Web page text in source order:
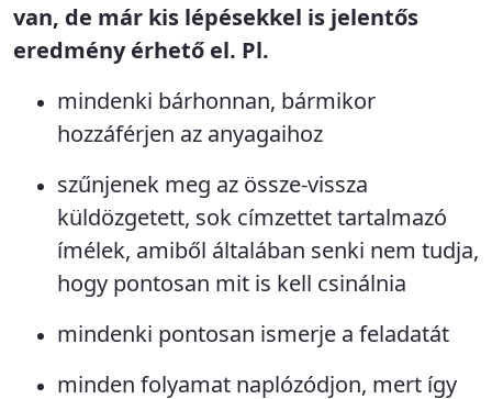
van, de már kis lépésekkel is jelentős
eredmény érhető el. Pl.
mindenki bárhonnan, bármikor
hozzáférjen az anyagaihoz
szűnjenek meg az össze-vissza
küldözgetett, sok címzettet tartalmazó
ímélek, amiből általában senki nem tudja,
hogy pontosan mit is kell csinálnia
mindenki pontosan ismerje a feladatát
minden folyamat naplózódjon, mert így